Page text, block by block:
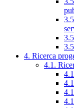
4. Ricerca
4.1.